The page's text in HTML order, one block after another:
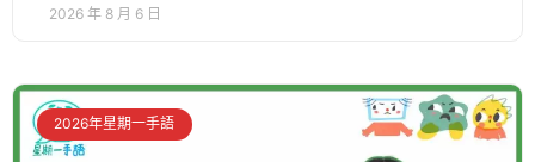
2026 年 8 月 6 日
2026年星期一手語